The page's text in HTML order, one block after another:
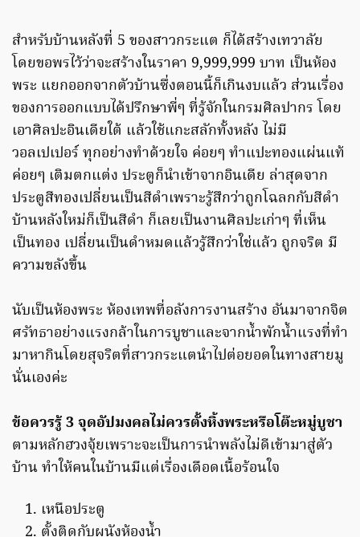
สำหรับบ้านหลังที่ 5 ของสาวกระแต ก็ได้สร้างเทวาลัย
โดยขอพรไว้ว่าจะสร้างในราคา 9,999,999 บาท เป็นห้อง
พระ แยกออกจากตัวบ้านซึ่งตอนนี้ก็เกินงบแล้ว ส่วนเรื่อง
ของการออกแบบได้ปรึกษาพี่ๆ ที่รู้จักในกรมศิลปากร โดย
เอาศิลปะอินเดียใต้ แล้วใช้แกะสลักทั้งหลัง ไม่มี
วอลเปเปอร์ ทุกอย่างทำด้วยใจ ค่อยๆ ทำแปะทองแผ่นแท้
ค่อยๆ เติมตกแต่ง ประตูก็นำเข้าจากอินเดีย ล่าสุดจาก
ประตูสีทองเปลี่ยนเป็นสีดำเพราะรู้สึกว่าถูกโฉลกกับสีดำ
บ้านหลังใหม่ก็เป็นสีดำ ก็เลยเป็นงานศิลปะเก่าๆ ที่เห็น
เป็นทอง เปลี่ยนเป็นดำหมดแล้วรู้สึกว่าใช่แล้ว ถูกจริต มี
ความขลังขึ้น
นับเป็นห้องพระ ห้องเทพที่อลังการงานสร้าง อันมาจากจิต
ศรัทธาอย่างแรงกล้าในการบูชาและจากน้ำพักน้ำแรงที่ทำ
มาหากินโดยสุจริตที่สาวกระแตนำไปต่อยอดในทางสายมู
นั่นเองค่ะ
ข้อควรรู้ 3 จุดอัปมงคลไม่ควรตั้งหิ้งพระหรือโต๊ะหมู่บูชา
ตามหลักฮวงจุ้ยเพราะจะเป็นการนำพลังไม่ดีเข้ามาสู่ตัว
บ้าน ทำให้คนในบ้านมีแต่เรื่องเดือดเนื้อร้อนใจ
เหนือประตู